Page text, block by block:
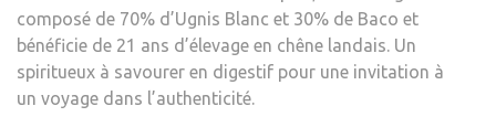
composé de 70% d’Ugnis Blanc et 30% de Baco et
bénéficie de 21 ans d’élevage en chêne landais. Un
spiritueux à savourer en digestif pour une invitation à
un voyage dans l’authenticité.